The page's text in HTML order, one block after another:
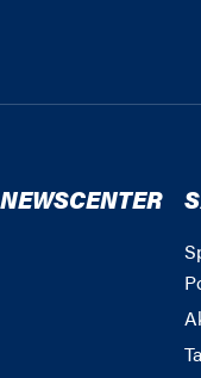
NEWSCENTER